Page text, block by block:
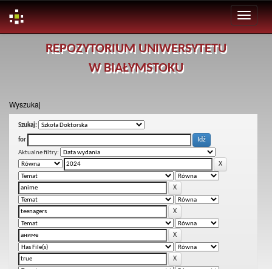
REPOZYTORIUM UNIWERSYTETU
W BIAŁYMSTOKU
Wyszukaj
Szukaj:
for
Aktualne filtry: